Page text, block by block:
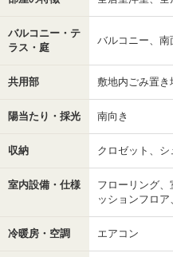
バルコニー・テ
ラス・庭
バルコニー、南
共用部 敷地内ごみ置き
陽当たり・採光 南向き
収納 クロゼット、
室内設備・仕様
フローリング
ッションフロア
冷暖房・空調 エアコン